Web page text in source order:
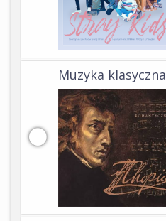
Muzyka klasyczna